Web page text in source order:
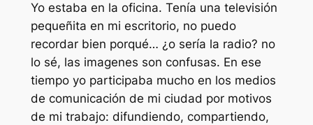
Yo estaba en la oficina. Tenía una televisión
pequeñita en mi escritorio, no puedo
recordar bien porqué… ¿o sería la radio? no
lo sé, las imagenes son confusas. En ese
tiempo yo participaba mucho en los medios
de comunicación de mi ciudad por motivos
de mi trabajo: difundiendo, compartiendo,